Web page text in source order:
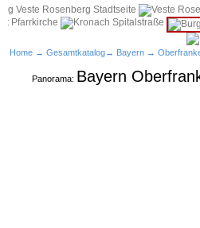
Home → Gesamtkatalog→ Bayern →
Panorama: Bayern